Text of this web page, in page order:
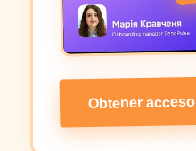
Obtener acceso